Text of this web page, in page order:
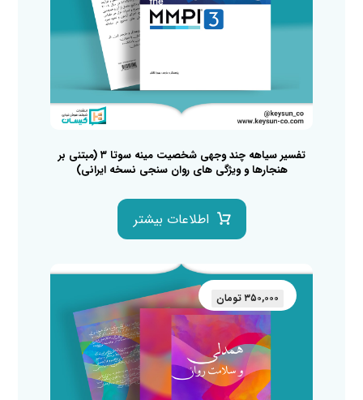
تفسیر سیاهه چند وجهی شخصیت مینه سوتا ۳ (مبتنی بر
هنجارها و ویژگی های روان سنجی نسخه ایرانی)
اطلاعات بیشتر
۳۵۰,۰۰۰ تومان